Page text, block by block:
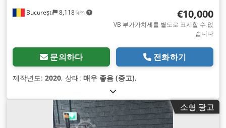
București 8,118 km €10,000
VB 부가가치세를 별도로 표시할 수 없
습니다
문의하다 전화하기
제작년도: 2020, 상태: 매우 좋음 (중고),
소형 광고